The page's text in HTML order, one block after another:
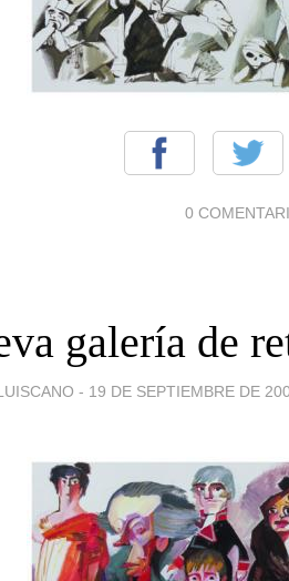
0
galería de
- 19 DE SEPTIEMBRE DE